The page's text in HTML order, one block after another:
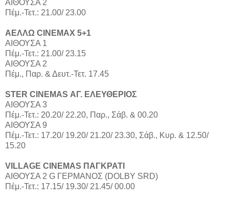
ΑΙΘΟΥΣΑ 2
Πέμ.-Τετ.: 21.00/ 23.00
ΑΕΛΛΩ CINEMAX 5+1
ΑΙΘΟΥΣΑ 1
Πέμ.-Τετ.: 21.00/ 23.15
ΑΙΘΟΥΣΑ 2
Πέμ., Παρ. & Δευτ.-Τετ. 17.45
STER CINEMAS ΑΓ. ΕΛΕΥΘΕΡΙΟΣ
ΑΙΘΟΥΣΑ 3
Πέμ.-Τετ.: 20.20/ 22.20, Παρ., Σάβ. & 00.20
ΑΙΘΟΥΣΑ 9
Πέμ.-Τετ.: 17.20/ 19.20/ 21.20/ 23.30, Σάβ., Κυρ. & 12.50/
15.20
VILLAGE CINEMAS ΠΑΓΚΡΑΤΙ
ΑΙΘΟΥΣΑ 2 G ΓΕΡΜΑΝΟΣ (DOLBY SRD)
Πέμ.-Τετ.: 17.15/ 19.30/ 21.45/ 00.00